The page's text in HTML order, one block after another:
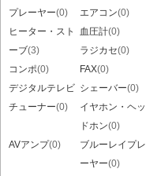
プレーヤー(0)
エアコン(0)
ヒーター・スト
ーブ(3)
血圧計(0)
ラジカセ(0)
コンポ(0) FAX(0)
デジタルテレビ
チューナー(0)
シェーバー(0)
イヤホン・ヘッ
ドホン(0)
AVアンプ(0)
ブルーレイプレ
ーヤー(0)